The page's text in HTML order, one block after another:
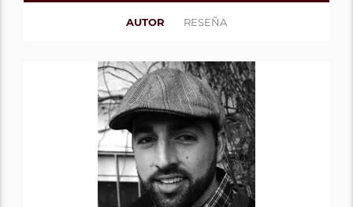
AUTOR RESEÑA